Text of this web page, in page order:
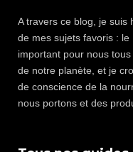
A travers ce blog, je suis
de mes sujets favoris :
important pour nous
de notre planète, et je
de conscience de la
nous portons et des